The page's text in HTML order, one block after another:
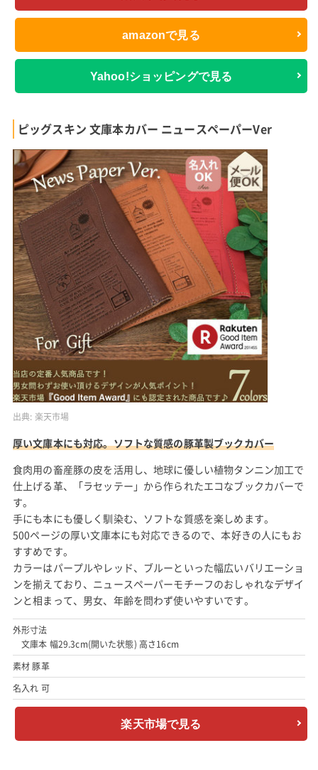
amazonで見る
Yahoo!ショッピングで見る
ピッグスキン 文庫本カバー ニュースペーパーVer
出典: 楽天市場
厚い文庫本にも対応。ソフトな質感の豚革製ブックカバー
食肉用の畜産豚の皮を活用し、地球に優しい植物タンニン加工で
仕上げる革、「ラセッテー」から作られたエコなブックカバーで
す。
手にも本にも優しく馴染む、ソフトな質感を楽しめます。
500ページの厚い文庫本にも対応できるので、本好きの人にもお
すすめです。
カラーはパープルやレッド、ブルーといった幅広いバリエーショ
ンを揃えており、ニュースペーパーモチーフのおしゃれなデザイ
ンと相まって、男女、年齢を問わず使いやすいです。
外形寸法
文庫本 幅29.3cm(開いた状態) 高さ16cm
素材 豚革
名入れ 可
楽天市場で見る